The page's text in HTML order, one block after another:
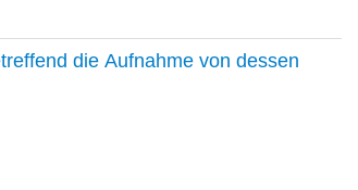
die Aufnahme von dessen